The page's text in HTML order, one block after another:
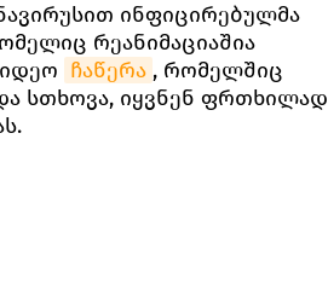
ინფიცირებულმა
რეანიმაციაშია
ჩაწერა , რომელშიც
სთხოვა, იყვნენ ფრთხილად